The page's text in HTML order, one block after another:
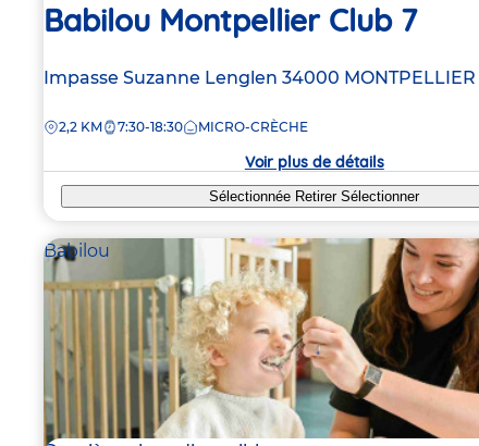
Babilou Montpellier Club 7
Adresse
la
Impasse Suzanne Lenglen 34000 MONTPELLIER
DISTANCE
2,2 KM 7:30-18:30 MICRO-CRÈCHE
Voir plus de détails
Sélectionnée RetirerSélectionner
Babilou